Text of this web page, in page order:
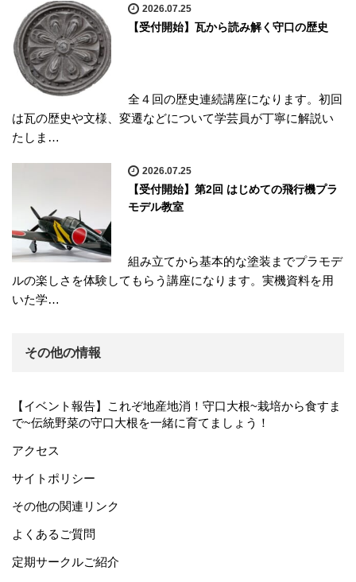
2026.07.25
【受付開始】瓦から読み解く守口の歴史
全４回の歴史連続講座になります。初回
は瓦の歴史や文様、変遷などについて学芸員が丁寧に解説い
たしま…
2026.07.25
【受付開始】第2回 はじめての飛行機プラ
モデル教室
組み立てから基本的な塗装までプラモデ
ルの楽しさを体験してもらう講座になります。実機資料を用
いた学…
その他の情報
【イベント報告】これぞ地産地消！守口大根~栽培から食すま
で~伝統野菜の守口大根を一緒に育てましょう！
アクセス
サイトポリシー
その他の関連リンク
よくあるご質問
定期サークルご紹介